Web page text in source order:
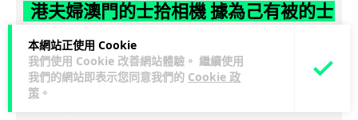
本網站正使用 Cookie
我們使用 Cookie 改善網站體驗。 繼續使用
我們的網站即表示您同意我們的 Cookie 政
策 。
港夫婦澳門的士拾相機 據為己有被的士
Cam 睇到 2 個月後再入境被捕
一對香港夫婦今年 5 月遊澳門乘的士拾獲他人遺留相機及電
池，拾遺不報並帶返香港自用。兩人本月 2 日經港珠澳大橋再